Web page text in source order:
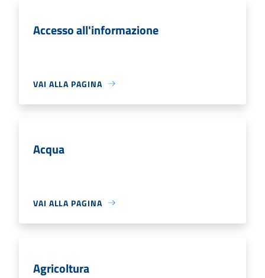
Accesso all'informazione
VAI ALLA PAGINA
Acqua
VAI ALLA PAGINA
Agricoltura